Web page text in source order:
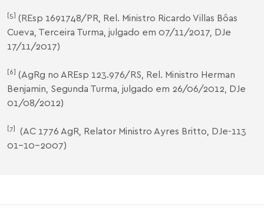
[5] (REsp 1691748/PR, Rel. Ministro Ricardo Villas Bôas
Cueva, Terceira Turma, julgado em 07/11/2017, DJe
17/11/2017)
[6] (AgRg no AREsp 123.976/RS, Rel. Ministro Herman
Benjamin, Segunda Turma, julgado em 26/06/2012, DJe
01/08/2012)
[7] (AC 1776 AgR, Relator Ministro Ayres Britto, DJe-113
01-10-2007)